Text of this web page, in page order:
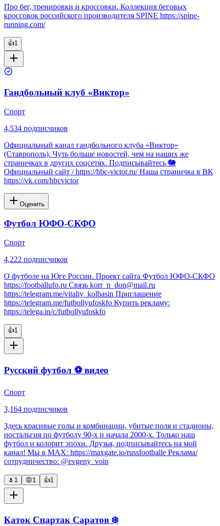
Про бег, тренировки и кроссовки. Коллекция беговых
кроссовок российского производителя SPINE https://spine-
running.com/
👍1
Гандбольный клуб «Виктор»
Спорт
4,534 подписчиков
Официальный канал гандбольного клуба «Виктор»
(Ставрополь). Чуть больше новостей, чем на наших же
страничках в других соцсетях. Подписывайтесь 🐘
Официальный сайт / https://hbc-victor.ru/ Наша страничка в ВК
https://vk.com/hbcvictor
Оценить
Футбол ЮФО-СКФО
Спорт
4,222 подписчиков
О футболе на Юге России. Проект сайта Футбол ЮФО-СКФО
https://footballufo.ru Связь korr_n_don@mail.ru
https://telegram.me/vitaliy_kolbasin Приглашение
https://telegram.me/futbollyufoskfo Купить рекламу:
https://telega.in/c/futbollyufoskfo
👍1
Русский футбол ⚽️ видео
Спорт
3,164 подписчиков
Здесь красивые голы и комбинации, убитые поля и стадионы,
ностальгия по футболу 90-х и начала 2000-х. Только наш
футбол и колорит эпохи. Друзья, подписывайтесь на мой
канал! Мы в MAX: https://maxgate.io/russfootballe Реклама/
сотрудничество: @evgeny_voin
🌷 1 😡1 👍1
Каток Спартак Саратов ❄️